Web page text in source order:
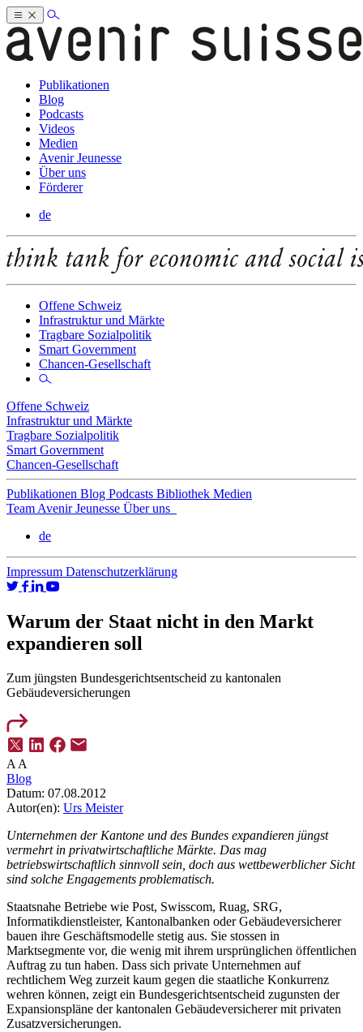
Publikationen
Blog
Podcasts
Videos
Medien
Avenir Jeunesse
Über uns
Förderer
de
Offene Schweiz
Infrastruktur und Märkte
Tragbare Sozialpolitik
Smart Government
Chancen-Gesellschaft
Offene Schweiz
Infrastruktur und Märkte
Tragbare Sozialpolitik
Smart Government
Chancen-Gesellschaft
Publikationen Blog Podcasts Bibliothek Medien
Team Avenir Jeunesse Über uns
de
Impressum Datenschutzerklärung
Warum der Staat nicht in den Markt
expandieren soll
Zum jüngsten Bundesgerichtsentscheid zu kantonalen
Gebäudeversicherungen
A A
Blog
Datum: 07.08.2012
Autor(en): Urs Meister
Unternehmen der Kantone und des Bundes expandieren jüngst
vermehrt in privatwirtschaftliche Märkte. Das mag
betriebswirtschaftlich sinnvoll sein, doch aus wettbewerblicher Sicht
sind solche Engagements problematisch.
Staatsnahe Betriebe wie Post, Swisscom, Ruag, SRG,
Informatikdienstleister, Kantonalbanken oder Gebäudeversicherer
bauen ihre Geschäftsmodelle stetig aus. Sie stossen in
Marktsegmente vor, die wenig mit ihrem ursprünglichen öffentlichen
Auftrag zu tun haben. Dass sich private Unternehmen auf
rechtlichem Weg zurzeit kaum gegen die staatliche Konkurrenz
wehren können, zeigt ein Bundesgerichtsentscheid zugunsten der
Expansionspläne der kantonalen Gebäudeversicherer mit privaten
Zusatzversicherungen.